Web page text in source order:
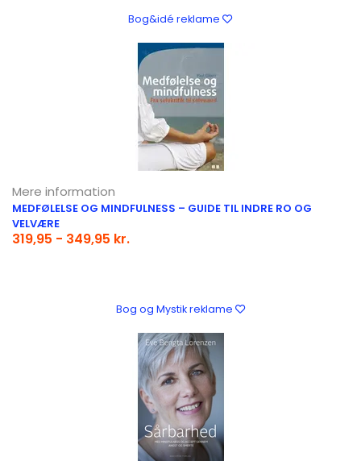
Bog&idé reklame
Mere information
MEDFØLELSE OG MINDFULNESS – GUIDE TIL INDRE RO OG
VELVÆRE
319,95 - 349,95 kr.
Bog og Mystik reklame